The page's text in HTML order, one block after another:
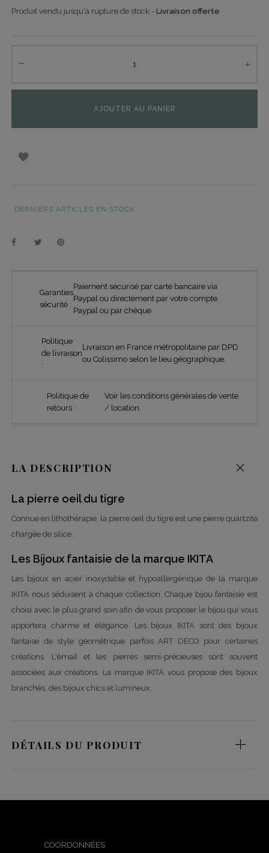
Produit vendu jusqu'à rupture de stock - Livraison offerte
AJOUTER AU PANIER

DERNIERS ARTICLES EN STOCK
Garanties
sécurité :
Paiement sécurisé par carte bancaire via
Paypal ou directement par votre compte
Paypal ou par chèque
Politique
de livraison
:
Livraison en France métropolitaine par DPD
ou Colissimo selon le lieu géographique.
Politique de
retours :
Voir les conditions générales de vente
/ location.
LA DESCRIPTION
La pierre oeil du tigre
Connue en lithothérapie, la pierre oeil du tigre est une pierre quartzite
chargée de silice.
Les Bijoux fantaisie de la marque IKITA
Les bijoux en acier inoxydable et hypoallergénique de la marque
IKITA nous séduisent à chaque collection. Chaque bijou fantaisie est
choisi avec le plus grand soin afin de vous proposer le bijou qui vous
apportera charme et élégance. Les bijoux IKITA sont des bijoux
fantaise de style géométrique parfois ART DECO pour certaines
créations. L'émail et les pierres semi-précieuses sont souvent
associées aux créations. La marque IKITA vous propose des bijoux
branchés, des bijoux chics et lumineux.
DÉTAILS DU PRODUIT
COORDONNÉES